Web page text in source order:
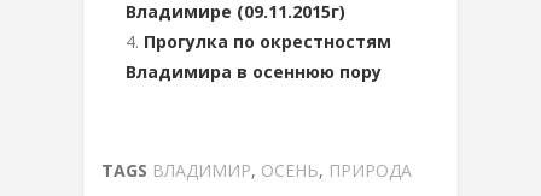
Владимире (09.11.2015г)
Прогулка по окрестностям
Владимира в осеннюю пору
TAGS ВЛАДИМИР, ОСЕНЬ, ПРИРОДА